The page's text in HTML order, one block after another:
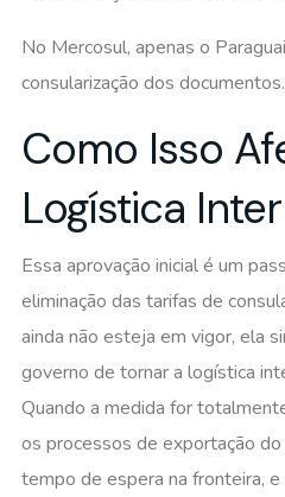
No Mercosul, apenas o
consularização dos documentos.
Como Isso
Logística
Essa aprovação inicial é um
eliminação das tarifas de
ainda não esteja em vigor, ela
governo de tornar a logística
Quando a medida for
os processos de exportação do
tempo de espera na fronteira,